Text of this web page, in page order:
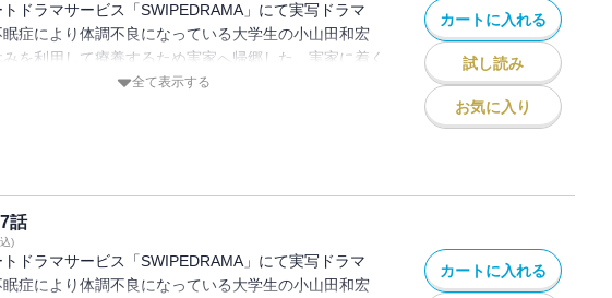
トドラマサービス「SWIPEDRAMA」にて実写ドラマ
症により体調不良になっている大学生の小山田和宏
を利用して療養するため実家へ帰郷した。実家に着く
はずの祖父母の姿が見えない。違和感を感じた和宏は両
全て表示する
カートに入れる
試し読み
お気に入り
話
)
トドラマサービス「SWIPEDRAMA」にて実写ドラマ
症により体調不良になっている大学生の小山田和宏
カートに入れる